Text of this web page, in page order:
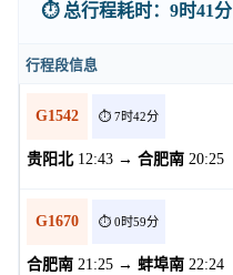
⏱️ 总行程耗时：9时41分
行程段信息
G1542 ⏱️ 7时42分
贵阳北12:43 → 合肥南 20:25
G1670 ⏱️ 0时59分
合肥南 21:25 → 蚌埠南 22:24